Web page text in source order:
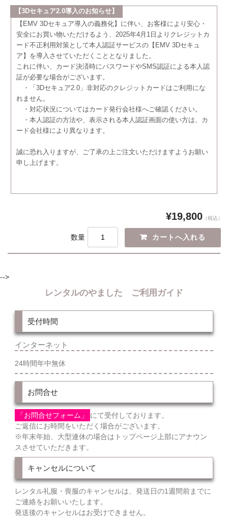
【3Dセキュア2.0導入のお知らせ】
【EMV 3Dセキュア導入の義務化】に伴い、お客様により安心・
安全にお買い物いただけるよう、2025年4月1日よりクレジットカ
ード不正利用対策として本人認証サービスの【EMV 3Dセキュ
ア】を導入させていただくこととなりました。
これに伴い、カード決済時にパスワードやSMS認証による本人認
証が必要な場合がございます。
・「3Dセキュア2.0」非対応のクレジットカードはご利用にな
れません。
・対応状況についてはカード発行会社様へご確認ください。
・本人認証の方法や、表示される本人認証画面の使い方は、カ
ード会社様により異なります。
誠に恐れ入りますが、ご了承の上ご注文いただけますようお願い
申し上げます。
¥19,800 （税込）
数量
-->
レンタルのやました ご利用ガイド
受付時間
インターネット
24時間年中無休
お問合せ
「お問合せフォーム」
にて受付しております。
ご返信にお時間をいただく場合がございます。
※年末年始、大型連休の場合はトップページ上部にアナウン
スさせていただきます。
キャンセルについて
レンタル礼服・喪服のキャンセルは、発送日の1週間前までに
ご連絡をお願いいたします。
発送後のキャンセルはお受けできません。